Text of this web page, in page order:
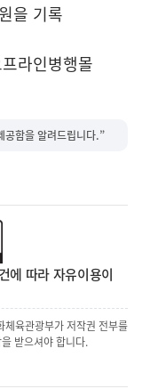
을 기록
라인병행몰
공함을 알려드립니다.”
에 따라 자유이용이
체육관광부가 저작권 전부를
받으셔야 합니다.